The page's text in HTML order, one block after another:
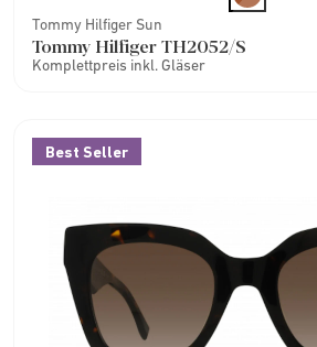
Tommy Hilfiger Sun
Tommy Hilfiger TH2052/S
Komplettpreis inkl. Gläser
Best Seller